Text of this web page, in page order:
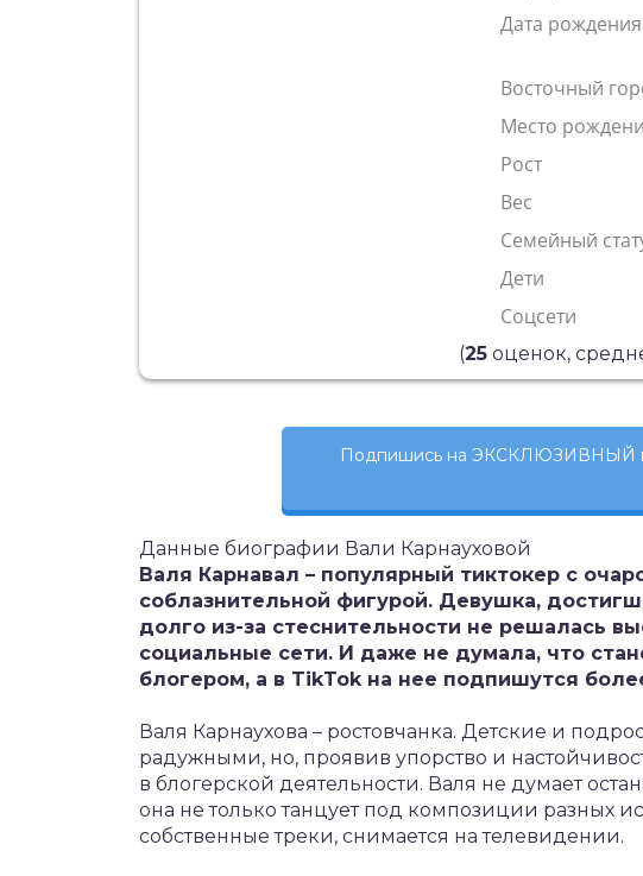
Дата рождения
Восточный
Место
Рост
Вес
Семейный
Дети
Соцсети
(25оценок,
Подпишись на ЭКСКЛЮЗИВНЫЙ
Данные биографии Вали Карнауховой
Валя Карнавал – популярный тиктокер с
соблазнительной фигурой. Девушка,
долго из-за стеснительности не решалась
социальные сети. И даже не думала, что
блогером, а в TikTokна нее подпишутся
Валя Карнаухова – ростовчанка. Детские и
радужными, но, проявив упорство и
в блогерской деятельности. Валя не думает
она не только танцует под композиции разных
собственные треки, снимается на телевидении.